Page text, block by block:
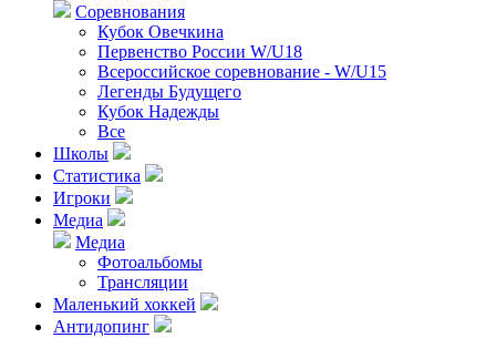
Соревнования
Кубок Овечкина
Первенство России W/U18
Всероссийское соревнование - W/U15
Легенды Будущего
Кубок Надежды
Все
Школы
Статистика
Игроки
Медиа
Медиа
Фотоальбомы
Трансляции
Маленький хоккей
Антидопинг